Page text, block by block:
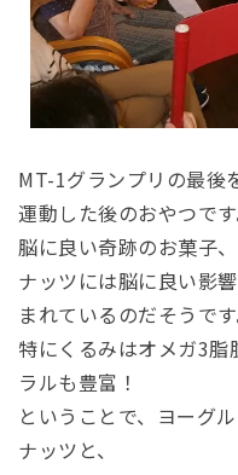
MT-1グランプリの最後
運動した後のおやつです
脳に良い奇跡のお菓子
ナッツには脳に良い影
まれているのだそうです
特にくるみはオメガ3脂
ラルも豊富！
ということで、ヨーグ
ナッツと、